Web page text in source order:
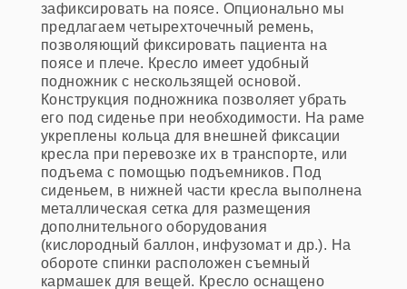
зафиксировать на поясе. Опционально мы
предлагаем четырехточечный ремень,
позволяющий фиксировать пациента на
поясе и плече. Кресло имеет удобный
подножник с нескользящей основой.
Конструкция подножника позволяет убрать
его под сиденье при необходимости. На раме
укреплены кольца для внешней фиксации
кресла при перевозке их в транспорте, или
подъема с помощью подъемников. Под
сиденьем, в нижней части кресла выполнена
металлическая сетка для размещения
дополнительного оборудования
(кислородный баллон, инфузомат и др.). На
обороте спинки расположен съемный
кармашек для вещей. Кресло оснащено